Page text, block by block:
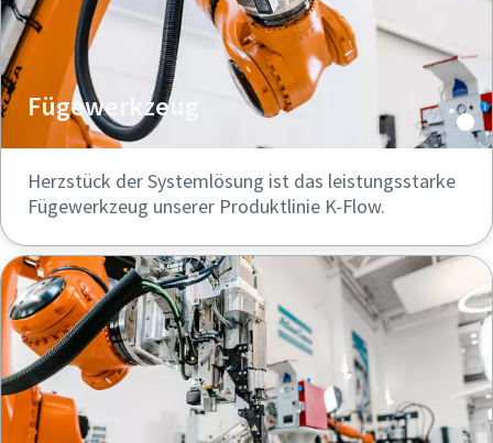
Fügewerkzeug
Herzstück der Systemlösung ist das leistungsstarke
Fügewerkzeug unserer Produktlinie K-Flow.